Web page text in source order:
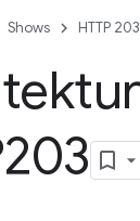
Shows HTTP 203